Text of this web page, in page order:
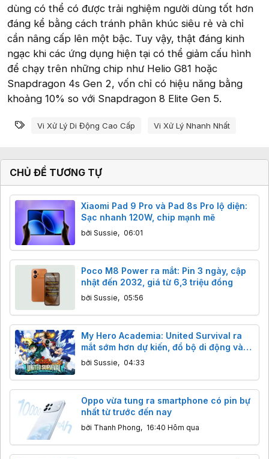
dùng có thể có được trải nghiệm người dùng tốt hơn
đáng kể bằng cách tránh phân khúc siêu rẻ và chỉ
cần nâng cấp lên một bậc. Tuy vậy, thật đáng kinh
ngạc khi các ứng dụng hiện tại có thể giảm cấu hình
để chạy trên những chip như Helio G81 hoặc
Snapdragon 4s Gen 2, vốn chỉ có hiệu năng bằng
khoảng 10% so với Snapdragon 8 Elite Gen 5.
Từ khóa
Vi Xử Lý Di Động Cao Cấp Vi Xử Lý Nhanh Nhất
CHỦ ĐỀ TƯƠNG TỰ
Xiaomi Pad 9 Pro và Pad 8s Pro lộ diện:
Sạc nhanh 120W, chip mạnh mẽ
bởi Sussie, 06:01
Poco M8 Power ra mắt: Pin 3 ngày, cập
nhật đến 2032, giá từ 6,3 triệu đồng
bởi Sussie, 05:56
My Hero Academia: United Survival ra
mắt sớm hơn dự kiến, đổ bộ di động và
PC vào 6/8/2026
bởi Sussie, 04:33
Oppo vừa tung ra smartphone có pin bự
nhất từ trước đến nay
bởi Thanh Phong, 16:40 Hôm qua